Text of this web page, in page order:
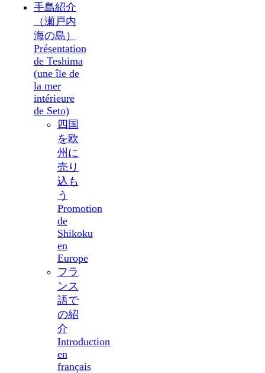
手島紹介
（瀬戸内
海の島）
Présentation
de Teshima
(une île de
la mer
intérieure
de Seto)
四国
を欧
州に
売り
込も
う
Promotion
de
Shikoku
en
Europe
フラ
ンス
語で
の紹
介
Introduction
en
français